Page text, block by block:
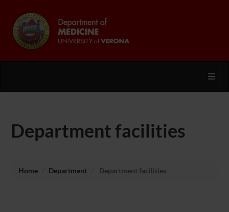
Department facilities
Home Department Department facilities